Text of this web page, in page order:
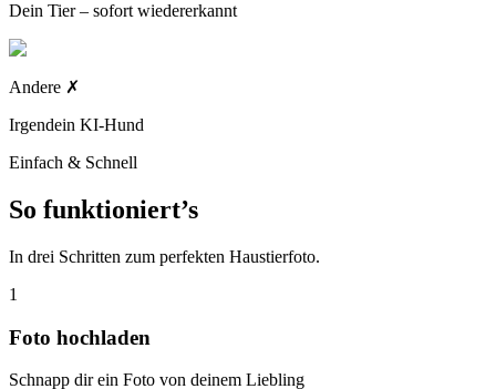
Dein Tier – sofort wiedererkannt
Andere ✗
Irgendein KI-Hund
Einfach & Schnell
So funktioniert’s
In drei Schritten zum perfekten Haustierfoto.
1
Foto hochladen
Schnapp dir ein Foto von deinem Liebling